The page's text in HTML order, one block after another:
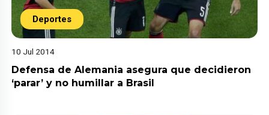
Deportes
10 Jul 2014
Defensa de Alemania asegura que decidieron
‘parar’ y no humillar a Brasil